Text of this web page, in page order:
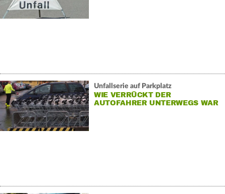
Unfallserie auf Parkplatz
WIE VERRÜCKT DER
AUTOFAHRER UNTERWEGS WAR